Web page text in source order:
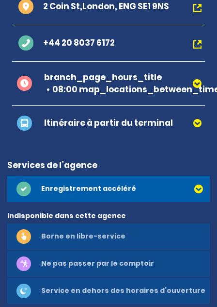
2 Coin St,London, ENG SE1 9NS
+44 20 8037 6172
branch_page_hours_title
08:00
Itinéraire à partir du terminal
Services de l’agence
Enregistrement accéléré
Indisponible dans cette agence
Borne en libre-service
Ne pas passer par le comptoir
Service en dehors des horaires d’ouverture